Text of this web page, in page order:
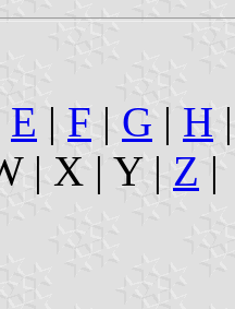
E | F | G | H
| X | Y | Z |